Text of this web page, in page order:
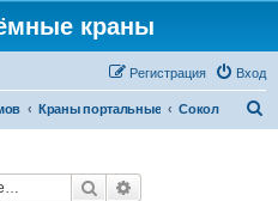
краны
Вход
Регистрация
Краны портальные Сокол
Поиск